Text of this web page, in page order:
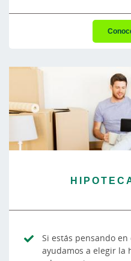
Si estás pensando
ayudamos a elegir la